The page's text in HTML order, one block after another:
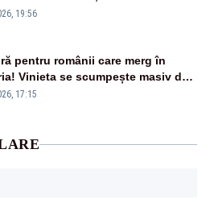
ar putea fi oprit
19:56
pentru românii care merg în
Vinieta se scumpește masiv de
17:15